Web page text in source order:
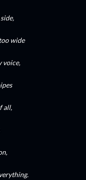
wide
voice,
all,